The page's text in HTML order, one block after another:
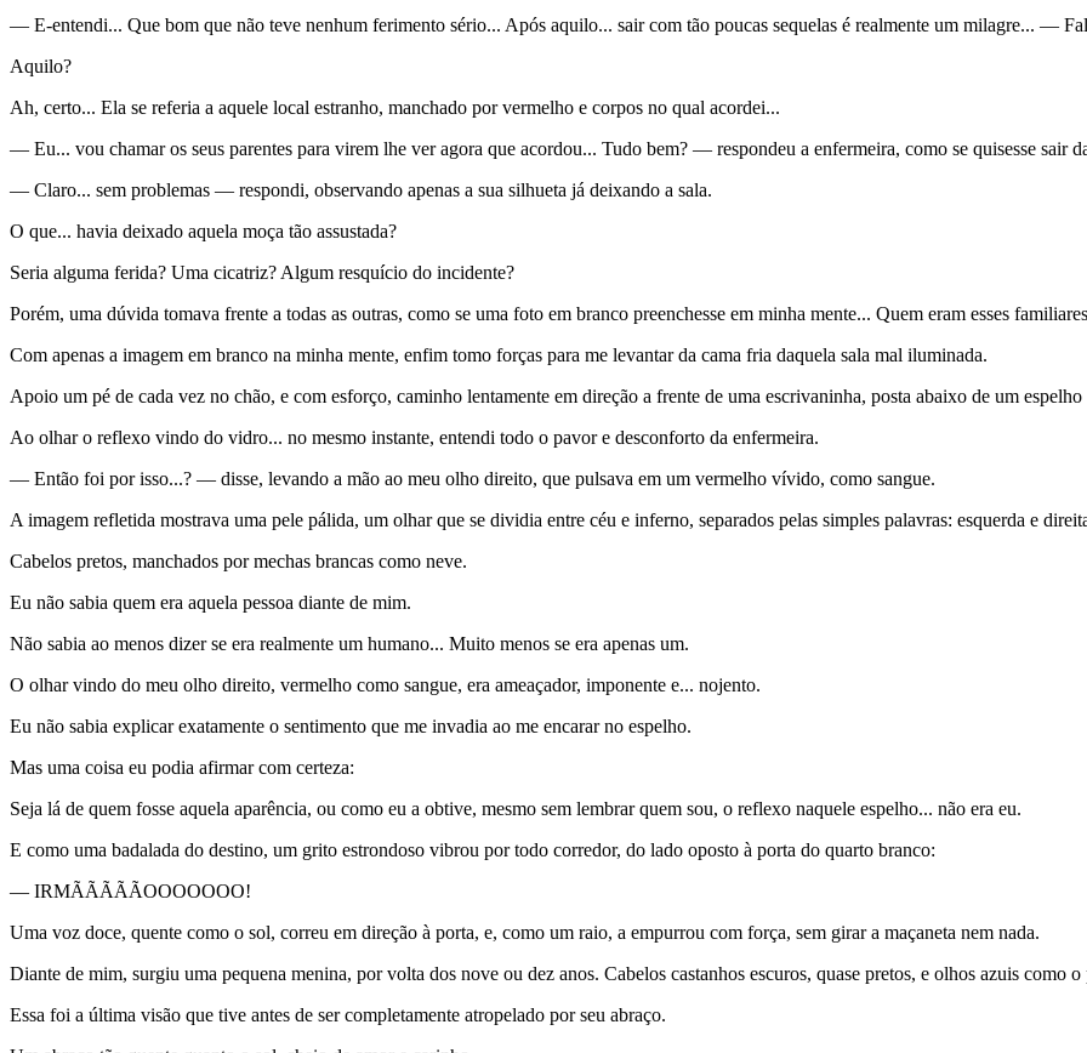
— E-entendi... Que bom que não teve nenhum ferimento sério... Após aquilo... sair com tão poucas sequelas é realmente um milagre... —
Aquilo?
Ah, certo... Ela se referia a aquele local estranho, manchado por vermelho e corpos no qual acordei...
— Eu... vou chamar os seus parentes para virem lhe ver agora que acordou... Tudo bem? — respondeu a enfermeira, como se quisesse sair
— Claro... sem problemas — respondi, observando apenas a sua silhueta já deixando a sala.
O que... havia deixado aquela moça tão assustada?
Seria alguma ferida? Uma cicatriz? Algum resquício do incidente?
Porém, uma dúvida tomava frente a todas as outras, como se uma foto em branco preenchesse em minha mente... Quem eram esses
Com apenas a imagem em branco na minha mente, enfim tomo forças para me levantar da cama fria daquela sala mal iluminada.
Apoio um pé de cada vez no chão, e com esforço, caminho lentamente em direção a frente de uma escrivaninha, posta abaixo de um
Ao olhar o reflexo vindo do vidro... no mesmo instante, entendi todo o pavor e desconforto da enfermeira.
— Então foi por isso...? — disse, levando a mão ao meu olho direito, que pulsava em um vermelho vívido, como sangue.
A imagem refletida mostrava uma pele pálida, um olhar que se dividia entre céu e inferno, separados pelas simples palavras: esquerda e
Cabelos pretos, manchados por mechas brancas como neve.
Eu não sabia quem era aquela pessoa diante de mim.
Não sabia ao menos dizer se era realmente um humano... Muito menos se era apenas um.
O olhar vindo do meu olho direito, vermelho como sangue, era ameaçador, imponente e... nojento.
Eu não sabia explicar exatamente o sentimento que me invadia ao me encarar no espelho.
Mas uma coisa eu podia afirmar com certeza:
Seja lá de quem fosse aquela aparência, ou como eu a obtive, mesmo sem lembrar quem sou, o reflexo naquele espelho... não era eu.
E como uma badalada do destino, um grito estrondoso vibrou por todo corredor, do lado oposto à porta do quarto branco:
— IRMÃÃÃÃÃOOOOOOO!
Uma voz doce, quente como o sol, correu em direção à porta, e, como um raio, a empurrou com força, sem girar a maçaneta nem nada.
Diante de mim, surgiu uma pequena menina, por volta dos nove ou dez anos. Cabelos castanhos escuros, quase pretos, e olhos azuis como
Essa foi a última visão que tive antes de ser completamente atropelado por seu abraço.